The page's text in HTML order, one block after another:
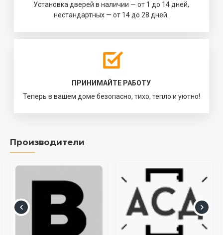
Установка дверей в наличии — от 1 до 14 дней,
нестандартных — от 14 до 28 дней.
ПРИНИМАЙТЕ РАБОТУ
Теперь в вашем доме безопасно, тихо, тепло и уютно!
Производители